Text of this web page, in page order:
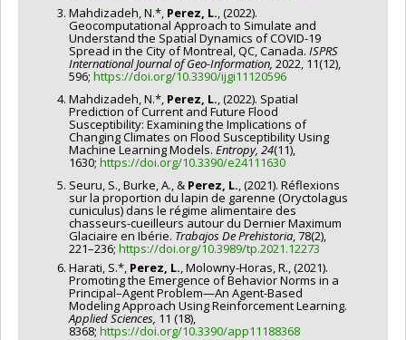
Mahdizadeh, N.*, Perez, L., (2022).
Geocomputational Approach to Simulate and
Understand the Spatial Dynamics of COVID-19
Spread in the City of Montreal, QC, Canada. ISPRS
International Journal of Geo-Information​, 2022, 11(12),
596; https://doi.org/10.3390/ijgi11120596
Mahdizadeh, N.*, Perez, L., (2022). Spatial
Prediction of Current and Future Flood
Susceptibility: Examining the Implications of
Changing Climates on Flood Susceptibility Using
Machine Learning Models. Entropy,24(11),
1630; https://doi.org/10.3390/e24111630
Seuru, S., Burke, A., & Perez, L., (2021). Réflexions
sur la proportion du lapin de garenne (Oryctolagus
cuniculus) dans le régime alimentaire des
chasseurs-cueilleurs autour du Dernier Maximum
Glaciaire en Ibérie. Trabajos De Prehistoria, 78(2),
221–236; https://doi.org/10.3989/tp.2021.12273
Harati, S.*, Perez, L., Molowny-Horas, R., (2021).
Promoting the Emergence of Behavior Norms in a
Principal–Agent Problem—An Agent-Based
Modeling Approach Using Reinforcement Learning.
Applied Sciences, 11 (18),
8368; https://doi.org/10.3390/app11188368